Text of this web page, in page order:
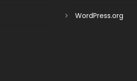
WordPress.org